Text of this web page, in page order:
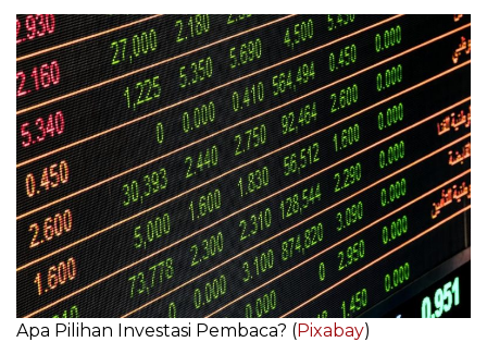
Apa Pilihan Investasi Pembaca? (Pixabay)